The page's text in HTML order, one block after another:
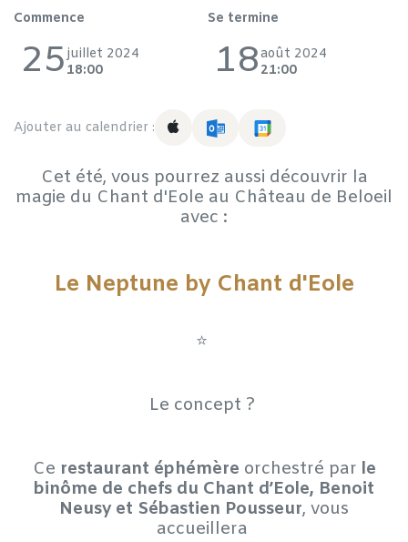
Commence
25juillet 2024
18:00
Se termine
18août 2024
21:00
Ajouter au calendrier :
Cet été, vous pourrez aussi découvrir la
magie du Chant d'Eole au Château de Beloeil
avec :
Le Neptune by Chant d'Eole
⭐
Le concept ?
Ce restaurant éphémère orchestré par le
binôme de chefs du Chant d’Eole, Benoit
Neusy et Sébastien Pousseur, vous
accueillera